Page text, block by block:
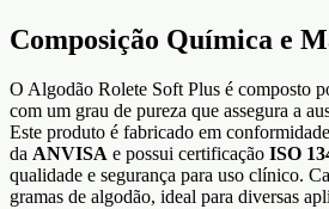
Composição Química e
O Algodão Rolete Soft Plus é composto
com um grau de pureza que assegura a
Este produto é fabricado em
da ANVISA e possui certificação ISO
qualidade e segurança para uso clínico.
gramas de algodão, ideal para diversas